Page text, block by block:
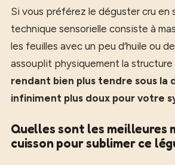
Si vous préférez le déguster cru en
technique sensorielle consiste à
les feuilles avec un peu d’huile ou
assouplit physiquement la structure
rendant bien plus tendre sous la
infiniment plus doux pour votre
Quelles sont les meilleures
cuisson pour sublimer ce